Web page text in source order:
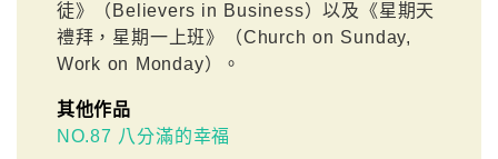
徒》（Believers in Business）以及《星期天
禮拜，星期一上班》（Church on Sunday,
Work on Monday）。
其他作品
NO.87 八分滿的幸福